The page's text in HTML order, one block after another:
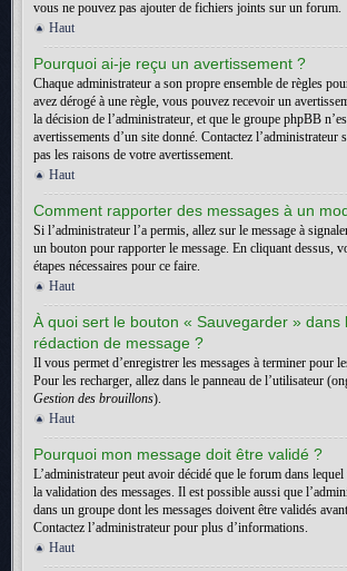
vous ne pouvez pas ajouter de fichiers joints sur un forum.
Haut
Pourquoi ai-je reçu un avertissement ?
Chaque administrateur a son propre ensemble de règles
avez dérogé à une règle, vous pouvez recevoir un
la décision de l’administrateur, et que le groupe phpBB
avertissements d’un site donné. Contactez l’administrateur
pas les raisons de votre avertissement.
Haut
Comment rapporter des messages à un
Si l’administrateur l’a permis, allez sur le message à
un bouton pour rapporter le message. En cliquant dessus,
étapes nécessaires pour ce faire.
Haut
À quoi sert le bouton « Sauvegarder » dans
rédaction de message ?
Il vous permet d’enregistrer les messages à terminer pour
Pour les recharger, allez dans le panneau de l’utilisateur
Gestion des brouillons).
Haut
Pourquoi mon message doit être validé ?
L’administrateur peut avoir décidé que le forum dans lequel
la validation des messages. Il est possible aussi que
dans un groupe dont les messages doivent être validés
Contactez l’administrateur pour plus d’informations.
Haut